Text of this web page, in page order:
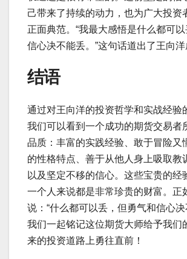
己带来了持续的动力，也为广大投资
正面典范。“我最大感悟是什么都可
信心决不能丢。”这句话道出了王向洋
结语
通过对王向洋的投资哲学和实战经验
我们可以看到一个成功的期货交易者
品质：丰富的实践经验、敢于冒险又
的性格特点、善于从他人身上吸取教
以及坚定不移的信心。这些宝贵的经
一个人来说都是非常珍贵的财富。正
说：“什么都可以丢，但勇气和信心决
我们一起铭记这位期货大师给予我们
来的投资道路上勇往直前！